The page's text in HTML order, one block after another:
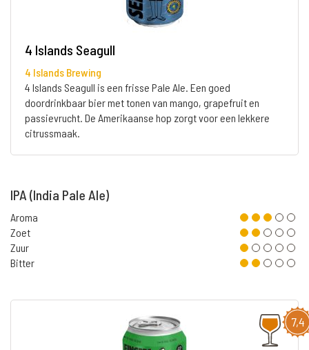
4 Islands Seagull
4 Islands Brewing
4 Islands Seagull is een frisse Pale Ale. Een goed
doordrinkbaar bier met tonen van mango, grapefruit en
passievrucht. De Amerikaanse hop zorgt voor een lekkere
citrussmaak.
IPA (India Pale Ale)
Aroma
Zoet
Zuur
Bitter
7,4